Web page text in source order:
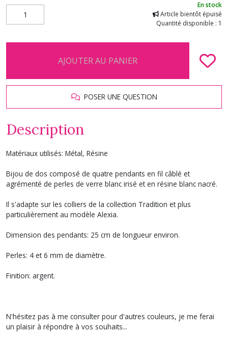
En stock
Article bientôt épuisé
Quantité disponible : 1
AJOUTER AU PANIER
POSER UNE QUESTION
Description
Matériaux utilisés: Métal, Résine
Bijou de dos composé de quatre pendants en fil câblé et
agrémenté de perles de verre blanc irisé et en résine blanc nacré.
Il s'adapte sur les colliers de la collection Tradition et plus
particulièrement au modèle Alexia.
Dimension des pendants: 25 cm de longueur environ.
Perles: 4 et 6 mm de diamètre.
Finition: argent.
N'hésitez pas à me consulter pour d'autres couleurs, je me ferai
un plaisir à répondre à vos souhaits...